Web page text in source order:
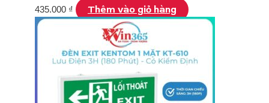
435.000 ₫ Thêm vào giỏ hàng